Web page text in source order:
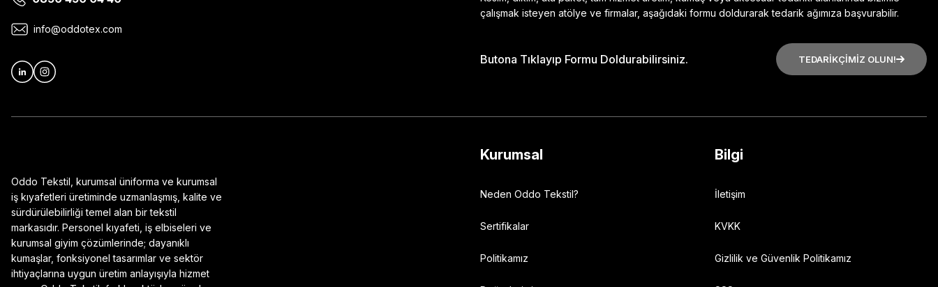
info@oddotex.com
çalışmak isteyen atölye ve firmalar, aşağıdaki formu doldurarak tedarik ağımıza başvurabilir.
Butona Tıklayıp Formu Doldurabilirsiniz. TEDARİKÇİMİZ OLUN!
Oddo Tekstil, kurumsal üniforma ve kurumsal
iş kıyafetleri üretiminde uzmanlaşmış, kalite ve
sürdürülebilirliği temel alan bir tekstil
markasıdır. Personel kıyafeti, iş elbiseleri ve
kurumsal giyim çözümlerinde; dayanıklı
kumaşlar, fonksiyonel tasarımlar ve sektör
ihtiyaçlarına uygun üretim anlayışıyla hizmet
Kurumsal
Neden Oddo Tekstil?
Sertifikalar
Politikamız
Bilgi
İletişim
KVKK
Gizlilik ve Güvenlik Politikamız